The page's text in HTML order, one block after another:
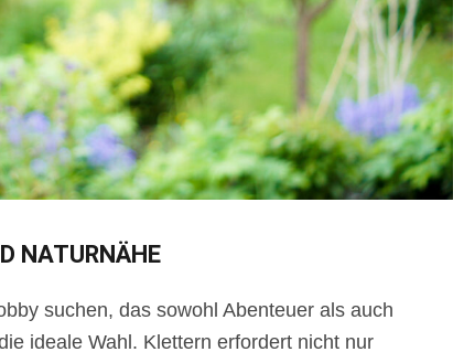
NATURNÄHE
suchen, das sowohl Abenteuer als auch
ideale Wahl. Klettern erfordert nicht nur